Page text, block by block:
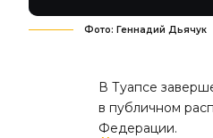
Фото: Геннадий Дьячук
В Туапсе
в публичном
Федерации.